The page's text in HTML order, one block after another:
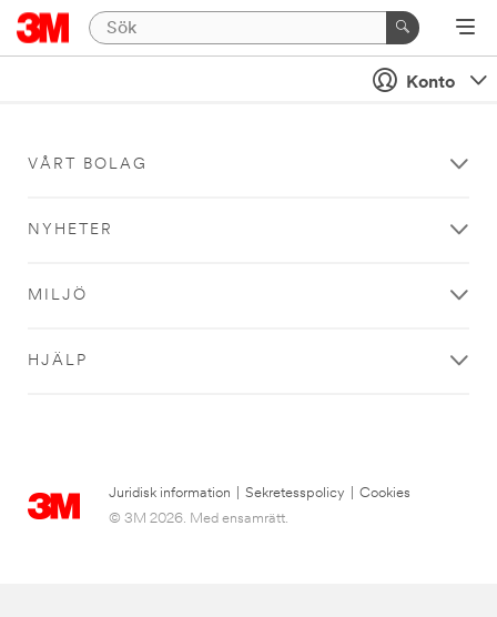
Konto
VÅRT BOLAG
NYHETER
MILJÖ
HJÄLP
Juridisk information Sekretesspolicy
Cookies
© 3M 2026. Med ensamrätt.